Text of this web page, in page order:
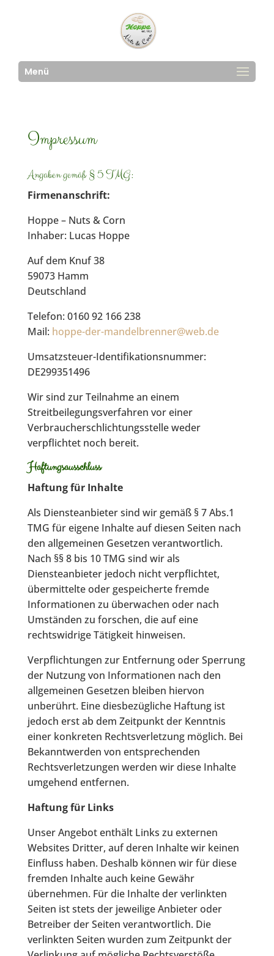
Menü
Impressum
Angaben gemäß § 5 TMG:
Firmenanschrift:
Hoppe – Nuts & Corn
Inhaber: Lucas Hoppe
Auf dem Knuf 38
59073 Hamm
Deutschland
Telefon: 0160 92 166 238
Mail: hoppe-der-mandelbrenner@web.de
Umsatzsteuer-Identifikationsnummer:
DE299351496
Wir sind zur Teilnahme an einem
Streitbeilegungsverfahren vor einer
Verbraucherschlichtungsstelle weder
verpflichtet noch bereit.
Haftungsausschluss
Haftung für Inhalte
Als Diensteanbieter sind wir gemäß § 7 Abs.1
TMG für eigene Inhalte auf diesen Seiten nach
den allgemeinen Gesetzen verantwortlich.
Nach §§ 8 bis 10 TMG sind wir als
Diensteanbieter jedoch nicht verpflichtet,
übermittelte oder gespeicherte fremde
Informationen zu überwachen oder nach
Umständen zu forschen, die auf eine
rechtswidrige Tätigkeit hinweisen.
Verpflichtungen zur Entfernung oder Sperrung
der Nutzung von Informationen nach den
allgemeinen Gesetzen bleiben hiervon
unberührt. Eine diesbezügliche Haftung ist
jedoch erst ab dem Zeitpunkt der Kenntnis
einer konkreten Rechtsverletzung möglich. Bei
Bekanntwerden von entsprechenden
Rechtsverletzungen werden wir diese Inhalte
umgehend entfernen.
Haftung für Links
Unser Angebot enthält Links zu externen
Websites Dritter, auf deren Inhalte wir keinen
Einfluss haben. Deshalb können wir für diese
fremden Inhalte auch keine Gewähr
übernehmen. Für die Inhalte der verlinkten
Seiten ist stets der jeweilige Anbieter oder
Betreiber der Seiten verantwortlich. Die
verlinkten Seiten wurden zum Zeitpunkt der